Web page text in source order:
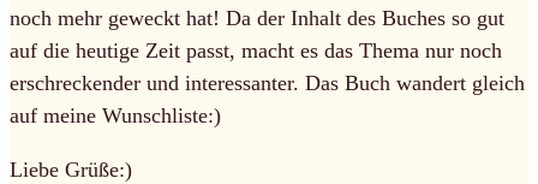
noch mehr geweckt hat! Da der Inhalt des Buches so gut
auf die heutige Zeit passt, macht es das Thema nur noch
erschreckender und interessanter. Das Buch wandert gleich
auf meine Wunschliste:)
Liebe Grüße:)